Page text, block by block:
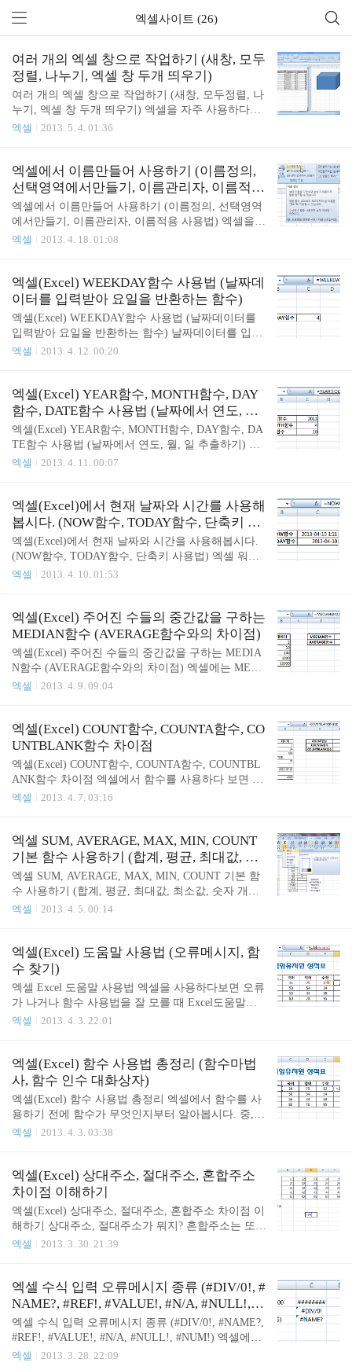
엑셀사이트 (26)
여러 개의 엑셀 창으로 작업하기 (새창, 모두
정렬, 나누기, 엑셀 창 두개 띄우기)
여러 개의 엑셀 창으로 작업하기 (새창, 모두정렬, 나
누기, 엑셀 창 두개 띄우기) 엑셀을 자주 사용하다보
면 여러 개의 창을 띄우고 작업을 할 때가 있습니다.
러개의 엑셀 창을 띄우고 작업을 하는 3가지 방법을
알아보겠습니다. 엑셀 창을 여러개 띄우기 위해서는
보통 엑셀 리본메뉴 보기 탭의 창 그룹을 사용합니다
1. 새창으로 창을 하나 만든 후 모두정렬 (바둑판식,
가로, 세로, 계단식) 한 개의 새로운 창을 만들기 위
해서 리본메뉴에서 [보기] - [창] - [새 창]을 클릭합니
생성된 것을 알 수 있습니다. 새 창이 생성됐으면 모
두정렬을 클릭합니다. 정렬..
엑셀 2013. 5. 4. 01:36
엑셀에서 이름만들어 사용하기 (이름정의,
선택영역에서만들기, 이름관리자, 이름적용
사용법)
엑셀에서 이름만들어 사용하기 (이름정의, 선택영역
에서만들기, 이름관리자, 이름적용 사용법) 엑셀을
사용하면서 똑같은 영역을 매번 지정하려면 번거롭
용해 볼까요? 리본메뉴의 수식탭에 정의된 이름 그룹
을 보면 이름관리자, 이름정의, 수식에서 사용, 선택
영역에서 만들기 버튼이 있습니다. 먼저 이름정의를
해봅시다. 이름정의 하기 이름을 정의할 영역을 우선
선택한 후 이름정의 버튼을 클릭하면, 새 이름 대화
상자가 뜹니다. 여기서 이름이 자동으로 국어라고 입
면 됩니다. 영역이 올바르고 이름이 정확하면 확인버
튼을 클릭! 더 간단한 방법이 있습니다. 더 간편하게
이름정의 하..
엑셀 2013. 4. 18. 01:08
엑셀(Excel) WEEKDAY함수 사용법 (날짜데
이터를 입력받아 요일을 반환하는 함수)
엑셀(Excel) WEEKDAY함수 사용법 (날짜데이터를
입력받아 요일을 반환하는 함수) 날짜데이터를 입력
받아 요일을 반환하는 WEEKDAY()함수 사용법을 알
다. 두번째 인수인 return_type을 생략하면 1(일요일)
을 시작으로 7(토요일) 사이의 정수로 요일을 반환합
니다. return_type을 사용해 보겠습니다. return_type
반환되는 수 1 또는 생략 1(일요일)에서 7(토요일) 사
이의 숫자 2 1(월요일)부터 7(일요일) 사이의 숫자 3
0(월요일)부터 6(일요일) 사이의 숫자 return_type에
니다. 이렇..
엑셀 2013. 4. 12. 00:20
엑셀(Excel) YEAR함수, MONTH함수, DAY
함수, DATE함수 사용법 (날짜에서 연도, 월,
일 추출하기)
엑셀(Excel) YEAR함수, MONTH함수, DAY함수, DA
TE함수 사용법 (날짜에서 연도, 월, 일 추출하기) 엑
셀에서 날짜 데이터를 사용하다보면 연도, 월, 일 데
겠습니다. 위에서는 YEAR()함수, MONTH()함수, DA
Y()함수의 인수로 현재날짜 데이터를 반환하는 TOD
AY함수를 사용했습니다. 그래서 YEAR함수는 연도
인 2013, MONTH함수는 월인 4, DAY함수는 일인 10
일 반환합니다. YEAR함수 날짜 데이터를 인수로 입
력받아 연도 데이터를 반환한다. MONTH함수 날짜
AY함수 날짜 데이터를 인수로 입력받아 일 데이터를
반..
엑셀 2013. 4. 11. 00:07
엑셀(Excel)에서 현재 날짜와 시간를 사용해
봅시다. (NOW함수, TODAY함수, 단축키 사
용법)
엑셀(Excel)에서 현재 날짜와 시간을 사용해봅시다.
(NOW함수, TODAY함수, 단축키 사용법) 엑셀 워크
시트의 셀에 현재 시간과 날짜를 입력해야 할 때가
NOW함수 현재 날짜와 시간을 동시에 반환하는 함수
입니다. TODAY함수 현재 날짜를 반환하는 함수입니
다. NOW, TODAY함수를 사용해서 현재 날짜와 시간
을 나타내면 셀이 갱신될 때 수시로 현재시간으로 변
경(갱신)됩니다. 왜냐하면 계속 현재시간을 구해서
반환하는 함수이기 때문입니다. 한번 현재 날짜와 시
른방법을 사용해야합니다. 고정된 날짜와 시간를 입
력하기 위해 편리한 단축키가 있습니다. ..
엑셀 2013. 4. 10. 01:53
엑셀(Excel) 주어진 수들의 중간값을 구하는
MEDIAN함수 (AVERAGE함수와의 차이점)
엑셀(Excel) 주어진 수들의 중간값을 구하는 MEDIA
N함수 (AVERAGE함수와의 차이점) 엑셀에는 MEDI
AN함수라는 것이 있습니다. 이 함수는 주어진 수들
싸한데... 얼핏보면 맞는 말 같은데...??? NO!!! 아니
올시다! ㅎㅎ 말은 비슷할 수 있으나 MEDAIN함수와
AVERAGE함수는 완전 다른 함수입니다. 고로, 중간
값과 평균은 다르다는 이야기입니다. 위 사진을 보면
MEDAIN함수와 AVERAGE함수의 차이점을 명확하
게 알 수 있습니다. MEDIAN함수는 말 그대로 중간
GE함수는 모든 수를 더해서 숫자의 개수로 ..
엑셀 2013. 4. 9. 09:04
엑셀(Excel) COUNT함수, COUNTA함수, CO
UNTBLANK함수 차이점
엑셀(Excel) COUNT함수, COUNTA함수, COUNTBL
ANK함수 차이점 엑셀에서 함수를 사용하다 보면 비
슷비슷한 함수들이 많이 있습니다. 개수를 구하는 함
서 함수 마법사를 사용합니다. 함수마법사에서 count
를 검색해 함수 COUNTA함수를 선택했습니다. 함수
를 선택하면 아래에 간단한 설명을 볼 수 있습니다.
위 사진을 보면 COUNT함수, COUNTA함수, COUNT
BLANK함수의 결과값을 볼 수 있습니다. 그럼 이 세
함수의 차이점을 알아볼까요? COUNT함수 이 COUN
기서 날짜 데이터도 숫자로 인식한다는 점을 기억하
세요. COUNT..
엑셀 2013. 4. 7. 03:16
엑셀 SUM, AVERAGE, MAX, MIN, COUNT
기본 함수 사용하기 (합계, 평균, 최대값, 최
소값, 숫자 개수 구하기) - 자동합계, 함수마
법사
엑셀 SUM, AVERAGE, MAX, MIN, COUNT 기본 함
수 사용하기 (합계, 평균, 최대값, 최소값, 숫자 개수
구하기) 엑셀에서 가장 자주 사용하는 함수를 사용해
값, 최소값, 숫자 개수 구할 때 사용합니다. 너무 자주
사용하는 함수라 자동으로 처리하는 버튼이 있습니
다. 위 사진에서 보이는 "자동합계"버튼이 그것입니
다. (리본메뉴 - 수식 탭 - 함수 라이브러리 그룹 - 자
동합계) 아래에 있는 작은 삼각형을 클릭하면 자동합
계말고도 평균, 숫자 개수, 최대값, 최소값을 자동으
수를 정확하게 드래그 한 후 엔터키만 누르면 끝! 참
쉽죠..
엑셀 2013. 4. 5. 00:14
엑셀(Excel) 도움말 사용법 (오류메시지, 함
수 찾기)
엑셀 Excel 도움말 사용법 엑셀을 사용하다보면 오류
가 나거나 함수 사용법을 잘 모를 때 Excel도움말을
사용하시면 됩니다. 엑셀에서는 도움말이 너무 설명
다. 도움말을 활용하는 방법을 알아보겠습니다. SUM
함수의 인자로 'ㅋㅋㅋ'을 입력하고 엔터를 누릅니다.
당연히 오류메시지가 뜨겠죠? #NAME? 메시지는 뭐
지? 궁금하면 인터넷 검색을 하나요? 인터넷 검색도
한 방법이지만 Microsoft Office에서는 Excel 도움말
을 지원합니다. 마이크로소프트의 거의 모든 프로그
쪽 위의 물음표(?)를 클릭하면 도움말이 뜹니다. #NA
ME? 오류메시지를 찾기..
엑셀 2013. 4. 3. 22:01
엑셀(Excel) 함수 사용법 총정리 (함수마법
사, 함수 인수 대화상자)
엑셀(Excel) 함수 사용법 총정리 엑셀에서 함수를 사
용하기 전에 함수가 무엇인지부터 알아봅시다. 중,
고등학교 시절 수학시간에 배웠던 함수 f(x)와 같은
드로 책 정보를 얻어내는 과정을 함수로 만들 수 있
습니다. 책정보 = 책정보를얻는함수(바코드정보) 함
수 개념을 정리했으니 엑셀에서 사용해봅시다. 1. 직
접 셀(Cell)에 함수와 인자를 입력하는 방법 기초적인
함수를 사용할 때나 웬만한 함수를 모두 암기한 고수
들이 사용하는 방식입니다. 인수를 지정할 때를 제외
(인수를 지정할 때는 직접입력, 클릭, 드래그를 사용
합니다.) 2. 함수마법사..
엑셀 2013. 4. 3. 03:38
엑셀(Excel) 상대주소, 절대주소, 혼합주소
차이점 이해하기
엑셀(Excel) 상대주소, 절대주소, 혼합주소 차이점 이
해하기 상대주소, 절대주소가 뭐지? 혼합주소는 또
뭐야? 엑셀을 사용하면서 어렵다는 이야기가 이때부
아보겠습니다. 잘 따라오세요^^ 참조할 수 있는 표가
있습니다. 그 표에 있는 데이터를 참조하기 위해 D10
셀에 등호(=)를 입력하고 D4셀을 클릭합니다. 그러
면 '=D4'라고 나오죠? 엔터키를 누르면 D10셀은 D4
셀 주소를 참조하여 D4셀의 값을 불러옵니다. 여기
서 'D4'라고 자주사용하는 주소 지정방식이 상대주소
엑셀 2013. 3. 30. 21:39
엑셀 수식 입력 오류메시지 종류 (#DIV/0!, #
NAME?, #REF!, #VALUE!, #N/A, #NULL!, #
NUM!)
엑셀 수식 입력 오류메시지 종류 (#DIV/0!, #NAME?,
#REF!, #VALUE!, #N/A, #NULL!, #NUM!) 엑셀에서
값이든 수식이든 입력을 하다보면 실수를 하게 마련
엑셀 2013. 3. 28. 22:09